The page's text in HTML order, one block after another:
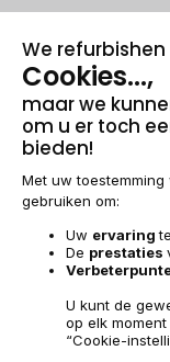
100%
Wettelijke
Algemene
© 2009-2026